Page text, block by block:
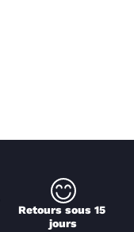
Retours sous 15
jours